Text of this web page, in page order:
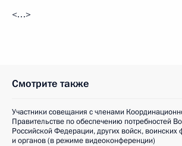
<…>
Смотрите также
Участники совещания с членами
Правительстве по обеспечению потребностей
Российской Федерации, других войск,
и органов (в режиме видеоконференции)